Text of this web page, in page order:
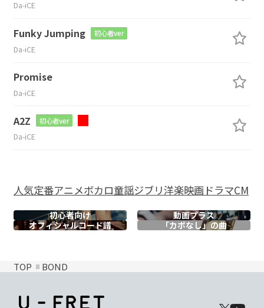
Da-iCE
Funky Jumping 初心者ver
Da-iCE
Promise
Da-iCE
A2Z 初心者ver
Da-iCE
人気定番アニメボカロ童謡ジブリ洋楽映画ドラマCM
初心者向け
動画プラス
オフィシャルコード譜 「カポなし」の曲
TOP BOND